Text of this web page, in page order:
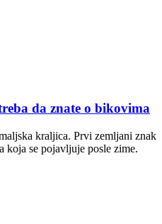
da znate o bikovima
kraljica. Prvi zemljani znak
koja se pojavljuje posle zime.